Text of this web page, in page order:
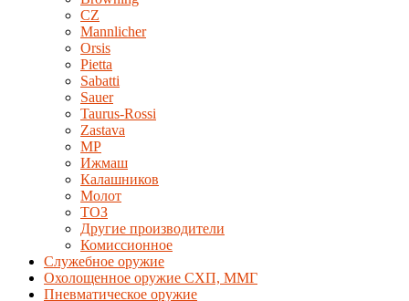
CZ
Mannlicher
Orsis
Pietta
Sabatti
Sauer
Taurus-Rossi
Zastava
MP
Ижмаш
Калашников
Молот
ТОЗ
Другие производители
Комиссионное
Служебное оружие
Охолощенное оружие СХП, ММГ
Пневматическое оружие